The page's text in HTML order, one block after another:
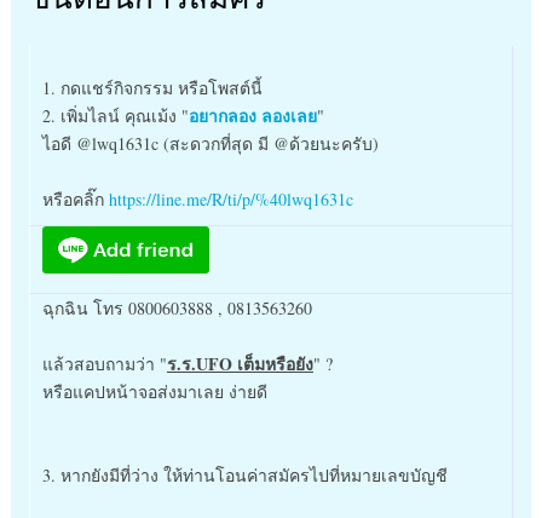
1. กดแชร์กิจกรรม หรือโพสต์นี้
2. เพิ่มไลน์ คุณเม้ง "อยากลอง ลองเลย"
ไอดี @lwq1631c (สะดวกที่สุด มี @ด้วยนะครับ)
หรือคลิ๊ก https://line.me/R/ti/p/%40lwq1631c
ฉุกฉิน โทร 0800603888 , 0813563260
แล้วสอบถามว่า "ร.ร.UFO เต็มหรือยัง" ?
หรือแคปหน้าจอส่งมาเลย ง่ายดี
3. หากยังมีที่ว่าง ให้ท่านโอนค่าสมัครไปที่หมายเลขบัญชี